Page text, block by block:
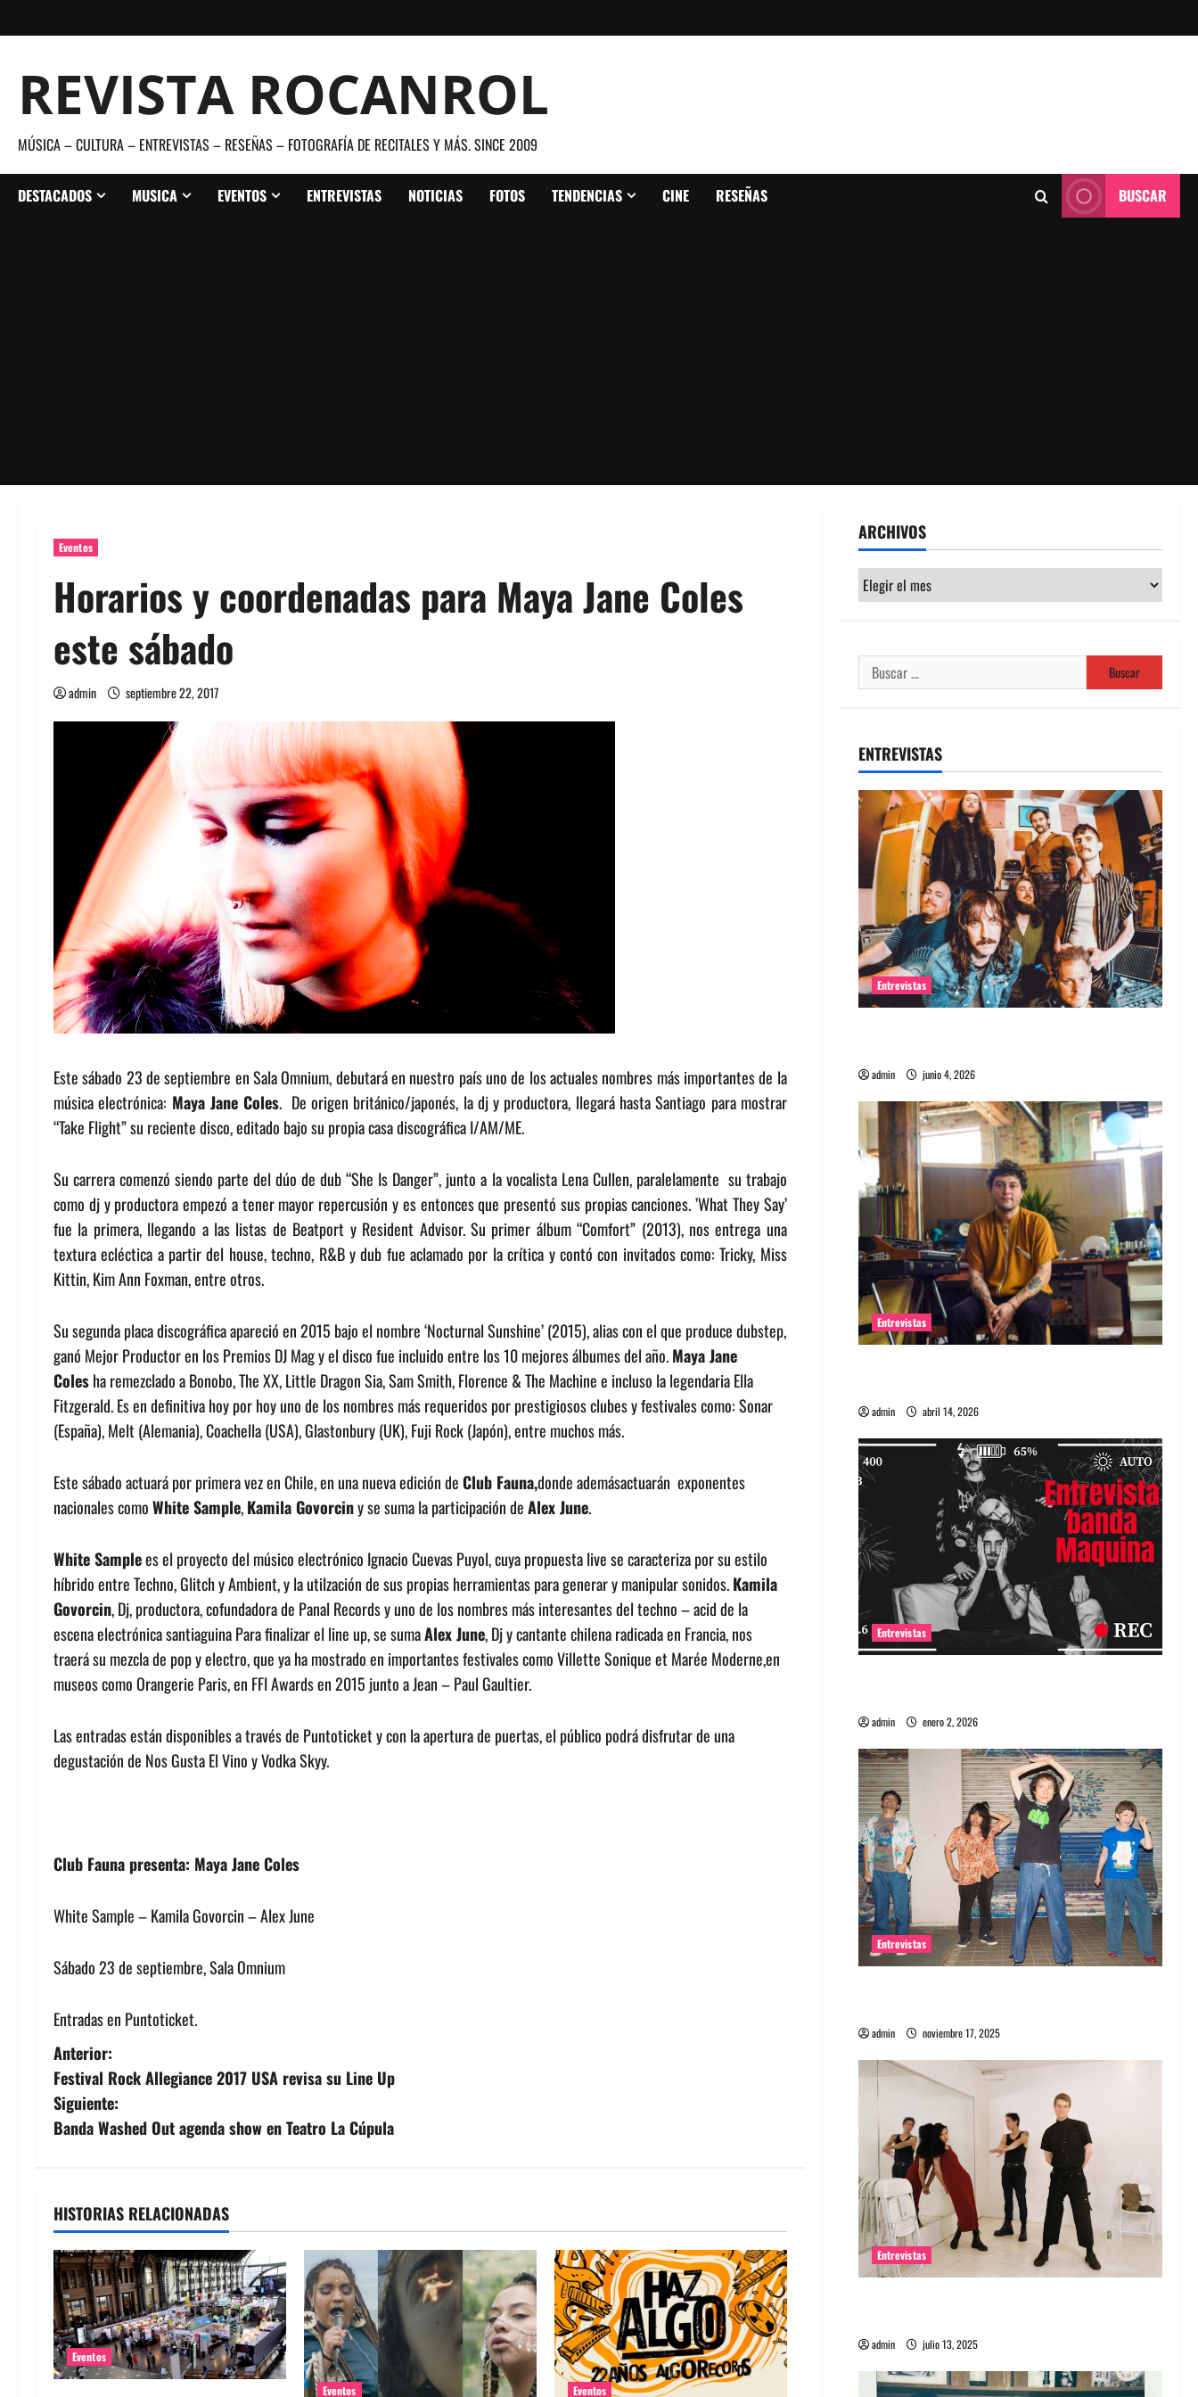
al
REVISTA ROCANROL
MÚSICA – CULTURA – ENTREVISTAS – RESEÑAS – FOTOGRAFÍA DE RECITALES Y MÁS. SINCE 2009
DESTACADOS MUSICA EVENTOS ENTREVISTAS NOTICIAS FOTOS TENDENCIAS CINE RESEÑAS BUSCAR
Eventos
Horarios y coordenadas para Maya Jane Coles
este sábado
admin septiembre 22, 2017
Este sábado 23 de septiembre en Sala Omnium, debutará en nuestro país uno de los actuales nombres más importantes de la
música electrónica: Maya Jane Coles. De origen británico/japonés, la dj y productora, llegará hasta Santiago para mostrar
“Take Flight” su reciente disco, editado bajo su propia casa discográfica I/AM/ME.
Su carrera comenzó siendo parte del dúo de dub “She Is Danger”, junto a la vocalista Lena Cullen, paralelamente su trabajo
como dj y productora empezó a tener mayor repercusión y es entonces que presentó sus propias canciones. ’What They Say’
fue la primera, llegando a las listas de Beatport y Resident Advisor. Su primer álbum “Comfort” (2013), nos entrega una
textura ecléctica a partir del house, techno, R&B y dub fue aclamado por la crítica y contó con invitados como: Tricky, Miss
Kittin, Kim Ann Foxman, entre otros.
Su segunda placa discográfica apareció en 2015 bajo el nombre ‘Nocturnal Sunshine’ (2015), alias con el que produce dubstep,
ganó Mejor Productor en los Premios DJ Mag y el disco fue incluido entre los 10 mejores álbumes del año.Maya Jane
Colesha remezclado a Bonobo, The XX, Little Dragon Sia, Sam Smith, Florence & The Machine e incluso la legendaria Ella
Fitzgerald. Es en definitiva hoy por hoy uno de los nombres más requeridos por prestigiosos clubes y festivales como: Sonar
(España), Melt (Alemania), Coachella (USA), Glastonbury (UK), Fuji Rock (Japón), entre muchos más.
Este sábado actuará por primera vez en Chile, en una nueva edición deClub Fauna,donde ademásactuarán exponentes
nacionales comoWhite Sample,Kamila Govorciny se suma la participación deAlex June.
White Samplees el proyecto del músico electrónico Ignacio Cuevas Puyol, cuya propuesta live se caracteriza por su estilo
híbrido entre Techno, Glitch y Ambient, y la utilzación de sus propias herramientas para generar y manipular sonidos.Kamila
Govorcin, Dj, productora, cofundadora de Panal Records y uno de los nombres más interesantes del techno – acid de la
escena electrónica santiaguina Para finalizar el line up, se sumaAlex June, Dj y cantante chilena radicada en Francia, nos
traerá su mezcla de pop y electro, que ya ha mostrado en importantes festivales como Villette Sonique et Marée Moderne,en
museos como Orangerie Paris, en FFI Awards en 2015 junto a Jean – Paul Gaultier.
Las entradas están disponibles a través de Puntoticket y con la apertura de puertas, el público podrá disfrutar de una
degustación de Nos Gusta El Vino y Vodka Skyy.
Club Fauna presenta: Maya Jane Coles
White Sample – Kamila Govorcin – Alex June
Sábado 23 de septiembre, Sala Omnium
Entradas en Puntoticket.
N
a
v
g
a
c
i
ó
Anterior:
Festival Rock Allegiance 2017 USA revisa su Line Up
Siguiente:
Banda Washed Out agenda show en Teatro La Cúpula
HISTORIAS RELACIONADAS
Eventos
Eventos Eventos
ARCHIVOS
Archivos
Buscar:
ENTREVISTAS
Entrevistas
admin junio 4, 2026
Entrevistas
admin abril 14, 2026
Entrevistas
admin enero 2, 2026
Entrevistas
admin noviembre 17, 2025
Entrevistas
admin julio 13, 2025